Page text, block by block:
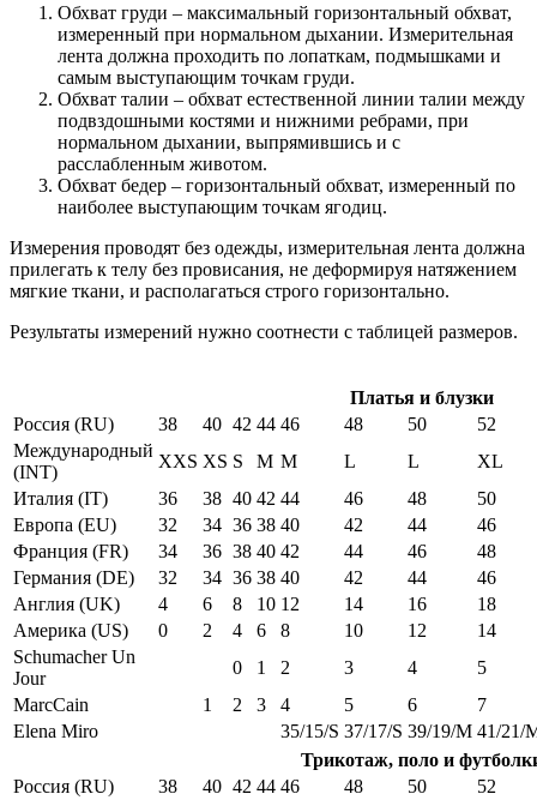
Обхват груди – максимальный горизонтальный обхват,
измеренный при нормальном дыхании. Измерительная
лента должна проходить по лопаткам, подмышками и
самым выступающим точкам груди.
Обхват талии – обхват естественной линии талии между
подвздошными костями и нижними ребрами, при
нормальном дыхании, выпрямившись и с
расслабленным животом.
Обхват бедер – горизонтальный обхват, измеренный по
наиболее выступающим точкам ягодиц.
Измерения проводят без одежды, измерительная лента должна
прилегать к телу без провисания, не деформируя натяжением
мягкие ткани, и располагаться строго горизонтально.
Результаты измерений нужно соотнести с таблицей размеров.
Платья и блузки
Россия (RU)
38 40 42 44 46 48 50
52
Международный
(INT)
XXS XS S M M L L
XL
Италия (IT)
36 38 40 42 44 46 48
50
Европа (EU)
32 34 36 38 40 42 44
46
Франция (FR)
34 36 38 40 42 44 46
48
Германия (DE)
32 34 36 38 40 42 44
46
Англия (UK)
4 6 8 10 12 14 16
18
Америка (US)
0 2 4 6 8 10 12
14
Schumacher Un
Jour
0 1 2 3 4
5
MarcCain
1 2 3 4 5 6
7
Elena Miro
35/15/S 37/17/S 39/19/M 41/21/
Трикотаж, поло и
Россия (RU)
38 40 42 44 46 48 50
52